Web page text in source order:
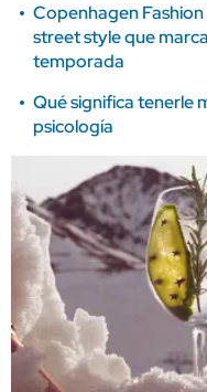
Copenhagen Fashion
street style que
temporada
Qué significa tenerle
psicología